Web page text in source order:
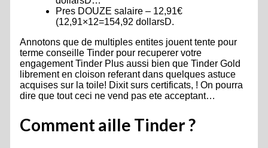
Pres DOUZE salaire – 12,91€
(12,91×12=154,92 dollarsD.
Annotons que de multiples entites jouent tente pour
terme conseille Tinder pour recuperer votre
engagement Tinder Plus aussi bien que Tinder Gold
librement en cloison referant dans quelques astuce
acquises sur la toile! Dixit surs certificats, ! On pourra
dire que tout ceci ne vend pas ete acceptant…
Comment aille Tinder ?